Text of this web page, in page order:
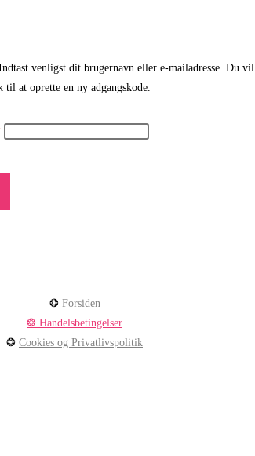
venligst dit brugernavn eller e-mailadresse. Du vil
at oprette en ny adgangskode.
Påkrævet
❂ Forsiden
❂ Handelsbetingelser
❂ Cookies og Privatlivspolitik